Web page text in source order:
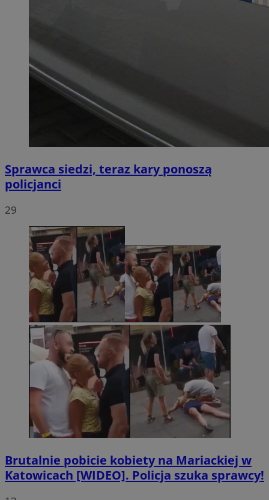
Sprawca siedzi, teraz kary ponoszą
policjanci
29
Brutalnie pobicie kobiety na Mariackiej w
Katowicach [WIDEO]. Policja szuka sprawcy!